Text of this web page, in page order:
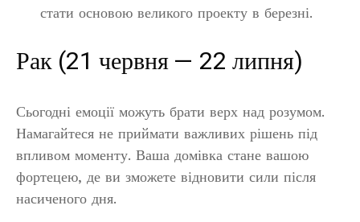
стати основою великого проекту в березні.
Рак (21 червня — 22 липня)
Сьогодні емоції можуть брати верх над розумом.
Намагайтеся не приймати важливих рішень під
впливом моменту. Ваша домівка стане вашою
фортецею, де ви зможете відновити сили після
насиченого дня.